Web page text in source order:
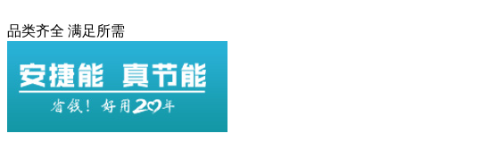
品类齐全 满足所需